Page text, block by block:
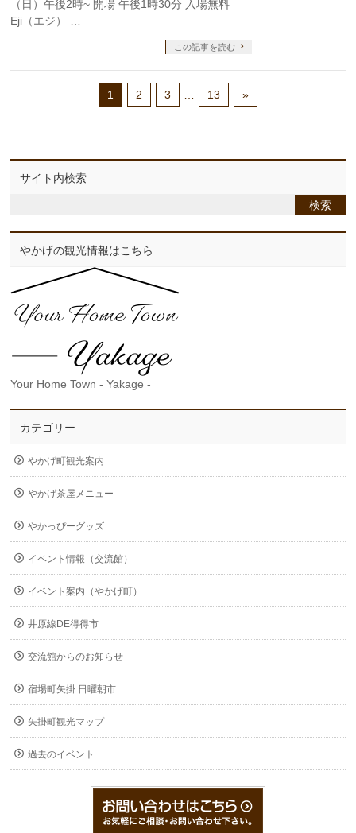
（日）午後2時~ 開場 午後1時30分 入場無料
Eji（エジ） …
この記事を読む
1 2 3 13 »
サイト内検索
やかげの観光情報はこちら
Your Home Town - Yakage -
カテゴリー
やかげ町観光案内
やかげ茶屋メニュー
やかっぴーグッズ
イベント情報（交流館）
イベント案内（やかげ町）
井原線DE得得市
交流館からのお知らせ
宿場町矢掛 日曜朝市
矢掛町観光マップ
過去のイベント